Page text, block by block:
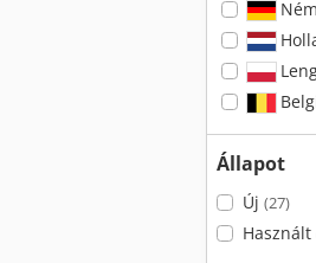
Állapot
Új (27)
Használt
Iveco Daily 50